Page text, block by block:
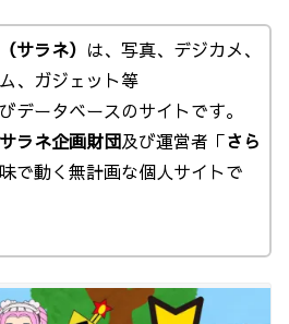
サラネ） は、写真、デジカメ、
、ガジェット等
データベースのサイトです。
サラネ企画財団及び運営者「さら
で動く無計画な個人サイトで